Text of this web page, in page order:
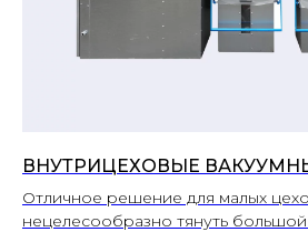
ВНУТРИЦЕХОВЫЕ
Отличное решение для малых
нецелесообразно тянуть